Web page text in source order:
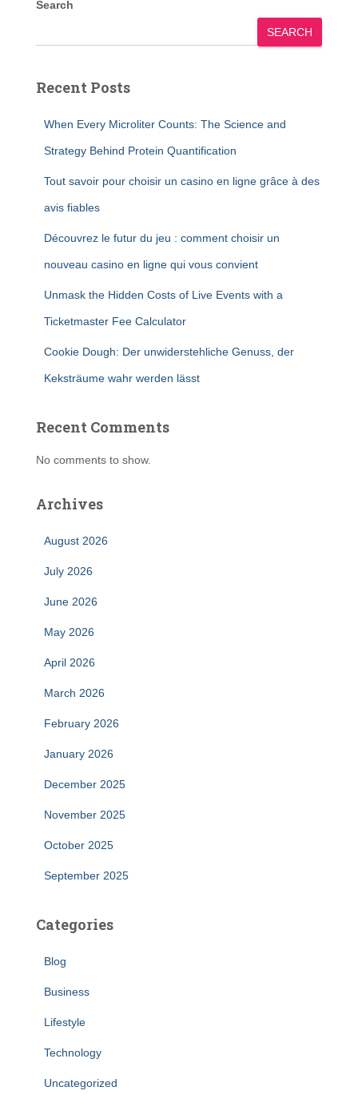
Search
SEARCH
Recent Posts
When Every Microliter Counts: The Science and
Strategy Behind Protein Quantification
Tout savoir pour choisir un casino en ligne grâce à des
avis fiables
Découvrez le futur du jeu : comment choisir un
nouveau casino en ligne qui vous convient
Unmask the Hidden Costs of Live Events with a
Ticketmaster Fee Calculator
Cookie Dough: Der unwiderstehliche Genuss, der
Keksträume wahr werden lässt
Recent Comments
No comments to show.
Archives
August 2026
July 2026
June 2026
May 2026
April 2026
March 2026
February 2026
January 2026
December 2025
November 2025
October 2025
September 2025
Categories
Blog
Business
Lifestyle
Technology
Uncategorized